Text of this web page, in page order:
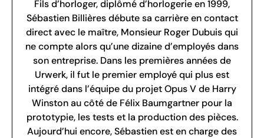
Fils d’horloger, diplômé d’horlogerie en 1999,
Sébastien Billières débute sa carrière en contact
direct avec le maître, Monsieur Roger Dubuis qui
ne compte alors qu’une dizaine d’employés dans
son entreprise. Dans les premières années de
Urwerk, il fut le premier employé qui plus est
intégré dans l’équipe du projet Opus V de Harry
Winston au côté de Félix Baumgartner pour la
prototypie, les tests et la production des pièces.
Aujourd’hui encore, Sébastien est en charge des